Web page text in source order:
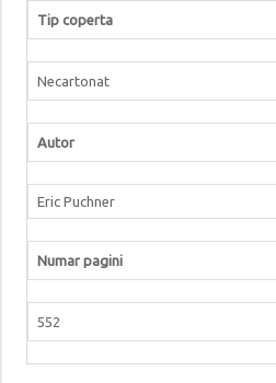
Tip coperta
Necartonat
Autor
Eric Puchner
Numar pagini
552